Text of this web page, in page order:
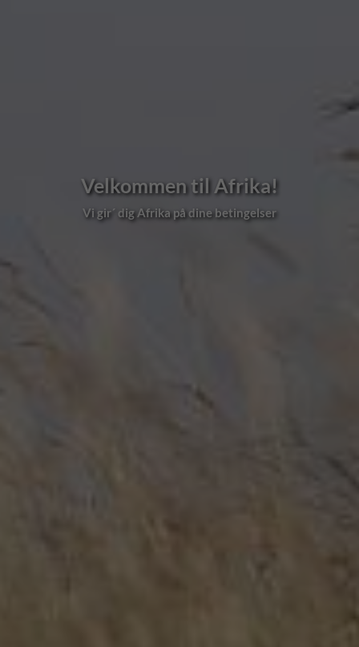
Velkommen til Afrika!
Vi gir´ dig Afrika på dine betingelser